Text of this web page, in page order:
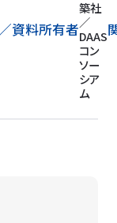
／資料所有者
築社
／
コン
ソー
シア